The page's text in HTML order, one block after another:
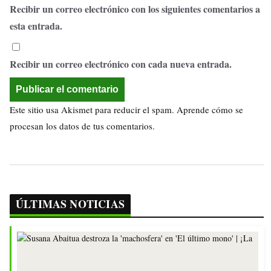
Recibir un correo electrónico con los siguientes comentarios a
esta entrada.
Recibir un correo electrónico con cada nueva entrada.
Este sitio usa Akismet para reducir el spam. Aprende cómo se
procesan los datos de tus comentarios.
ÚLTIMAS NOTICIAS